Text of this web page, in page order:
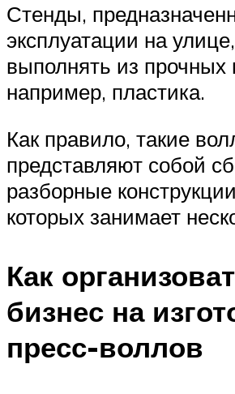
Стенды,
эксплуатации на
выполнять из прочных
например, пластика.
Как правило, такие
представляют собой
разборные
которых занимает
Как
бизнес на
пресс-воллов